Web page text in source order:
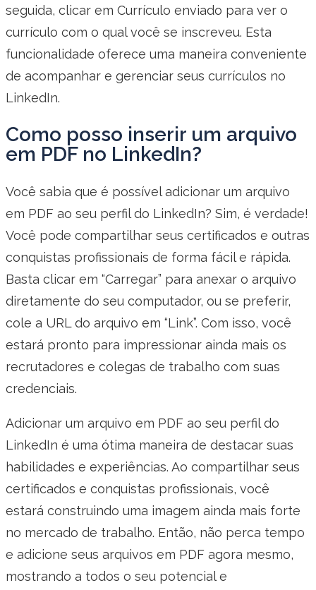
seguida, clicar em Currículo enviado para ver o
currículo com o qual você se inscreveu. Esta
funcionalidade oferece uma maneira conveniente
de acompanhar e gerenciar seus currículos no
LinkedIn.
Como posso inserir um arquivo
em PDF no LinkedIn?
Você sabia que é possível adicionar um arquivo
em PDF ao seu perfil do LinkedIn? Sim, é verdade!
Você pode compartilhar seus certificados e outras
conquistas profissionais de forma fácil e rápida.
Basta clicar em “Carregar” para anexar o arquivo
diretamente do seu computador, ou se preferir,
cole a URL do arquivo em “Link”. Com isso, você
estará pronto para impressionar ainda mais os
recrutadores e colegas de trabalho com suas
credenciais.
Adicionar um arquivo em PDF ao seu perfil do
LinkedIn é uma ótima maneira de destacar suas
habilidades e experiências. Ao compartilhar seus
certificados e conquistas profissionais, você
estará construindo uma imagem ainda mais forte
no mercado de trabalho. Então, não perca tempo
e adicione seus arquivos em PDF agora mesmo,
mostrando a todos o seu potencial e